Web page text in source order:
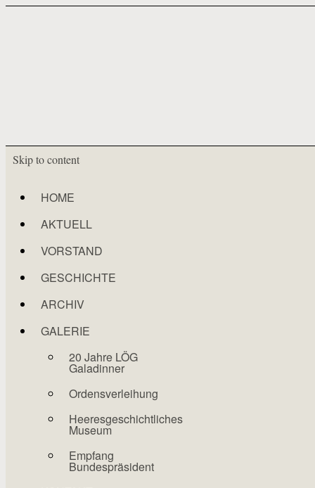
Skip to content
HOME
AKTUELL
VORSTAND
GESCHICHTE
ARCHIV
GALERIE
20 Jahre LÖG
Galadinner
Ordensverleihung
Heeresgeschichtliches
Museum
Empfang
Bundespräsident